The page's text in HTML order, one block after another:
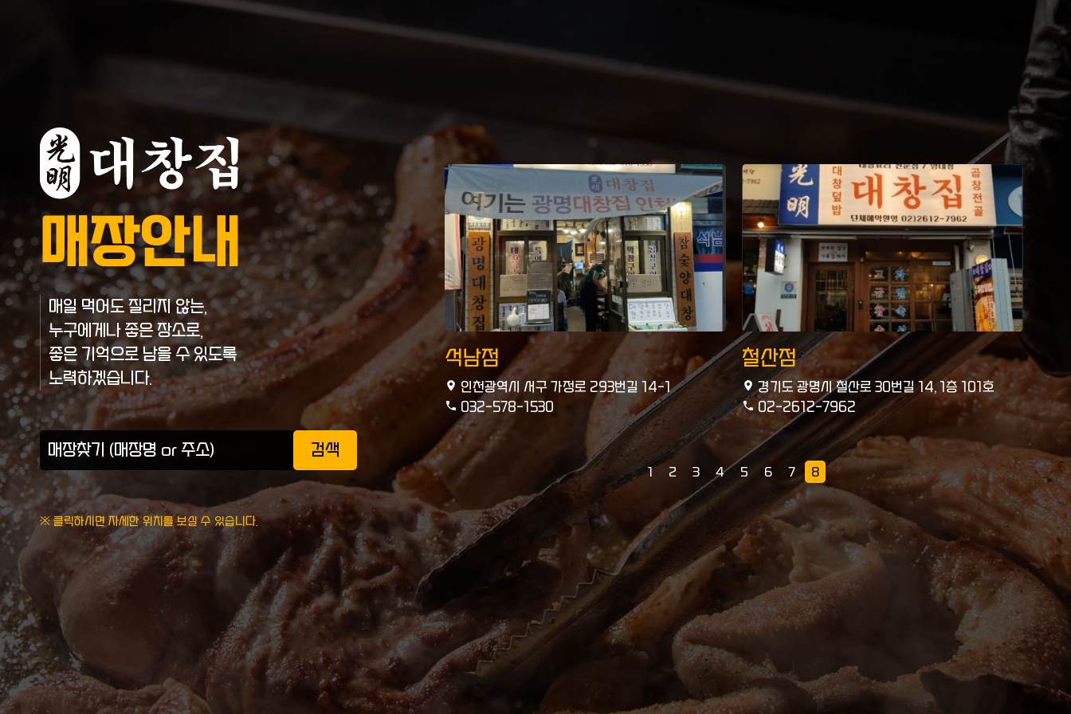
매장안내
매일 먹어도 질리지 않는,
누구에게나 좋은 장소로,
좋은 기억으로 남을 수 있도록
노력하겠습니다.
검색
※ 클릭하시면 자세한 위치를 보실 수 있습니다.
석남점
인천광역시 서구 가정로 293번길 14-1
032-578-1530
철산점
경기도 광명시 철산로 30번길 14, 1층 101호
02-2612-7962
1 2 3 4 5 6 7 8